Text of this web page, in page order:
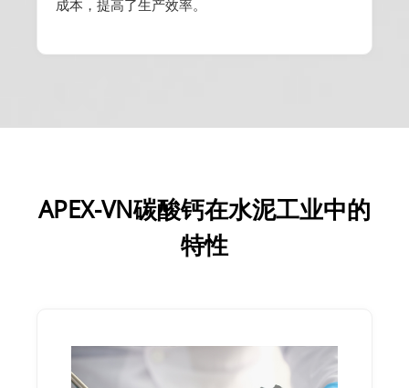
成本，提高了生产效率。
APEX-VN碳酸钙在水泥工业中的
特性